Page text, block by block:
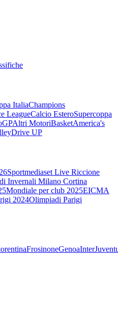
ItaliaChampions
LeagueCalcio EsteroSupercoppa
Altri MotoriBasketAmerica's
Drive UP
Sportmediaset Live Riccione
Invernali Milano Cortina
Mondiale per club 2025EICMA
2024Olimpiadi Parigi
FrosinoneGenoaInter